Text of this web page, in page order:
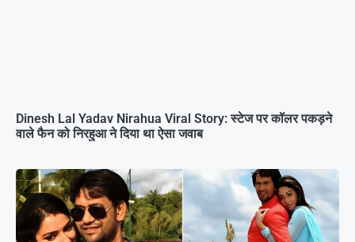
Dinesh Lal Yadav Nirahua Viral Story: स्टेज पर कॉलर पकड़ने
वाले फैन को निरहुआ ने दिया था ऐसा जवाब